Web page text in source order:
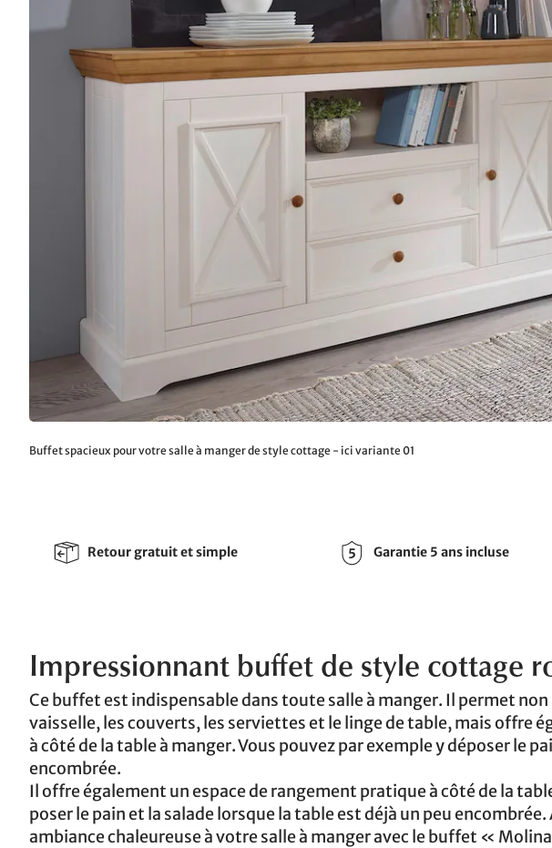
Buffet spacieux pour votre salle à manger de style cottage - ici variante 01
Retour gratuit et simple Garantie 5 ans incluse
Impressionnant buffet de style cottage
Ce buffet est indispensable dans toute salle à manger. Il permet
vaisselle, les couverts, les serviettes et le linge de table, mais offre
à côté de la table à manger. Vous pouvez par exemple y déposer le
encombrée.
Il offre également un espace de rangement pratique à côté de la
poser le pain et la salade lorsque la table est déjà un peu
ambiance chaleureuse à votre salle à manger avec le buffet «